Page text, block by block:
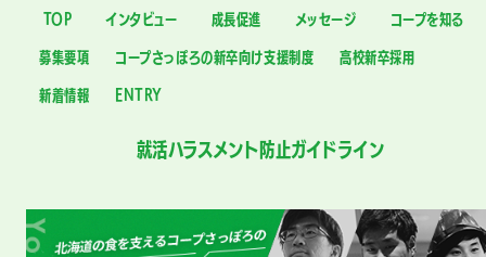
TOP インタビュー 成長促進 メッセージ コープを知る
募集要項 コープさっぽろの新卒向け支援制度 高校新卒採用
新着情報 ENTRY
就活ハラスメント防止ガイドライン